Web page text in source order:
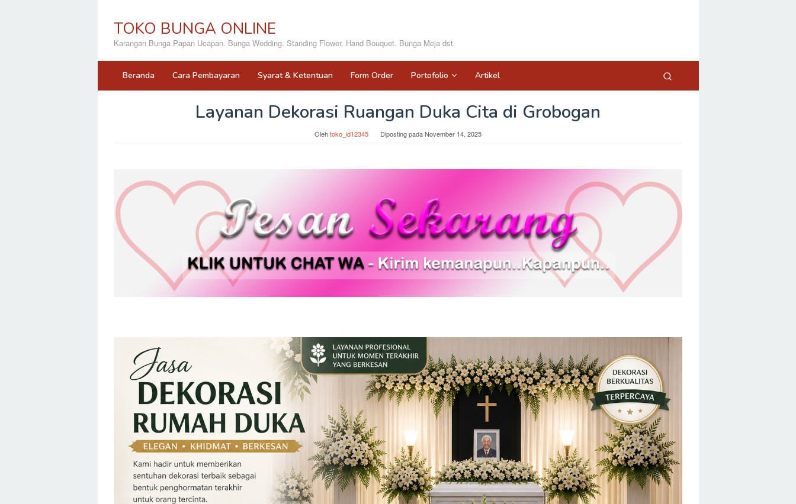
TOKO BUNGA ONLINE
Karangan Bunga Papan Ucapan. Bunga Wedding. Standing Flower. Hand Bouquet. Bunga Meja dst
Beranda Cara Pembayaran Syarat & Ketentuan Form Order Portofolio Artikel
Layanan Dekorasi Ruangan Duka Cita di Grobogan
Olehtoko_id12345 Diposting padaNovember 14, 2025